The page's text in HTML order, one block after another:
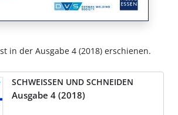
in der Ausgabe 4 (2018) erschienen.
SCHWEISSEN UND SCHNEIDEN
Ausgabe 4 (2018)